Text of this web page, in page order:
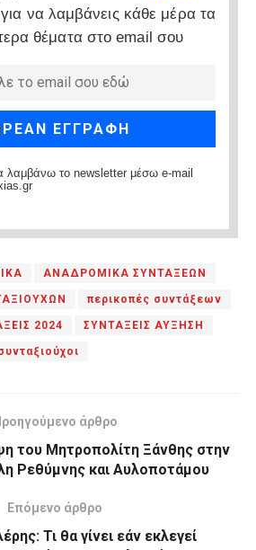
για να λαμβάνεις κάθε μέρα τα
θέματα στο email σου
λαμβάνω το newsletter μέσω e-mail
ΑΝΑΔΡΟΜΙΚΑ ΣΥΝΤΑΞΕΩΝ
περικοπές συντάξεων
2024 ΣΥΝΤΑΞΕΙΣ ΑΥΞΗΣΗ
άρθρο
του Μητροπολίτη Ξάνθης στην
Ρεθύμνης και Αυλοποτάμου
Επόμενο άρθρο
Τι θα γίνει εάν εκλεγεί